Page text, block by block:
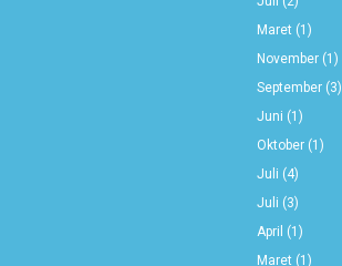
Maret (1)
November(1)
September(3)
Juni (1)
Oktober(1)
Juli (4)
Juli (3)
April (1)
Maret (1)